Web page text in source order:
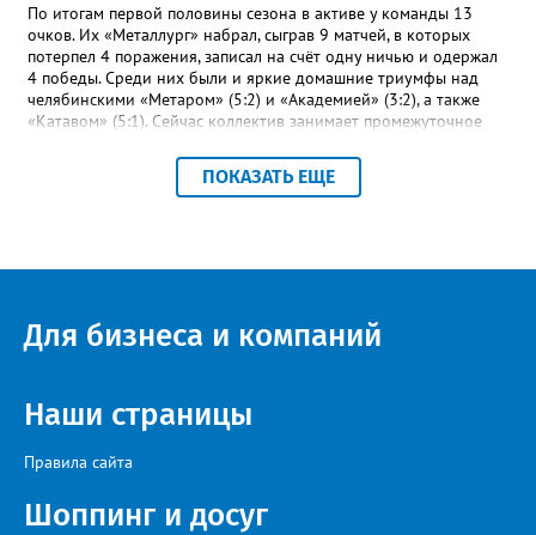
По итогам первой половины сезона в активе у команды 13
очков. Их «Металлург» набрал, сыграв 9 матчей, в которых
потерпел 4 поражения, записал на счёт одну ничью и одержал
4 победы. Среди них были и яркие домашние триумфы над
челябинскими «Метаром» (5:2) и «Академией» (3:2), а также
«Катавом» (5:1). Сейчас коллектив занимает промежуточное
Строкой выше златоустовцев – коркинский «Шахтёр». При
прочих одинаковых показателях двух идущих плечом к плечу
возможность улучшить свои позиции в турнирной таблице и
лидирует «Звезда» из Чебаркуля, в первую тройку также вошли
две челябинские команды – «Спартак» и «Метар».
ПОКАЗАТЬ ЕЩЕ
Для бизнеса и компаний
Наши страницы
Правила сайта
Шоппинг и досуг